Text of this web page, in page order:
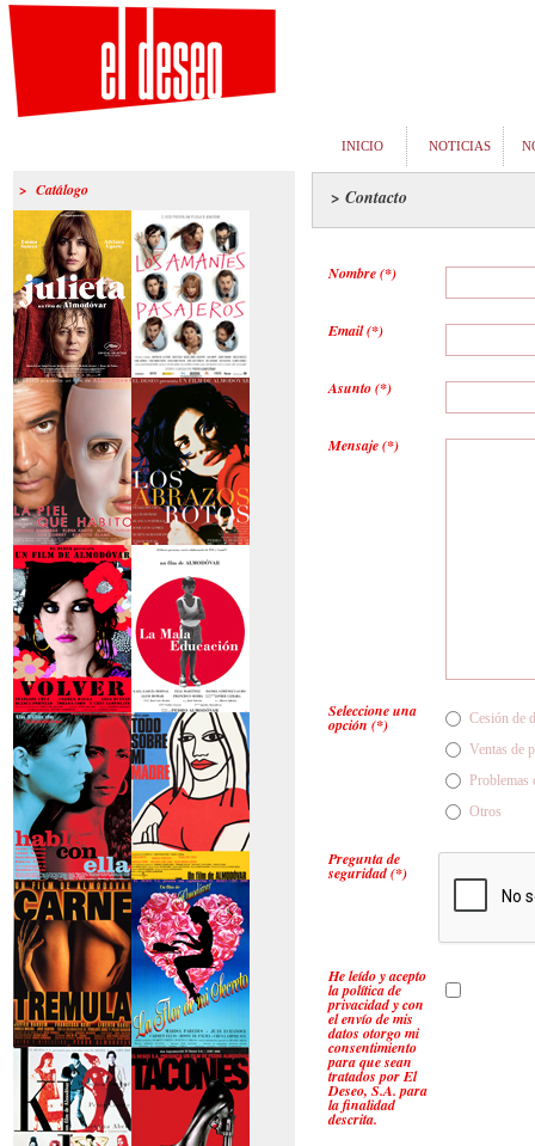
INICIO NOTICIAS
> Catálogo
>Julieta
>Los amantes
pasajeros
>La piel que habito >Los abrazos rotos
>Volver >La mala educación
>Hable con ella
>Todo sobre mi
madre
>Carne trémula
>La flor de mi
secreto
> Contacto
Nombre (*)
Email (*)
Asunto (*)
Mensaje (*)
Seleccione una
opción (*)
Cesión de
Ventas de
Problemas
Otros
Pregunta de
seguridad (*)
He leído y acepto
la política de
privacidad y con
el envío de mis
datos otorgo mi
consentimiento
para que sean
tratados por El
Deseo, S.A. para
la finalidad
descrita.